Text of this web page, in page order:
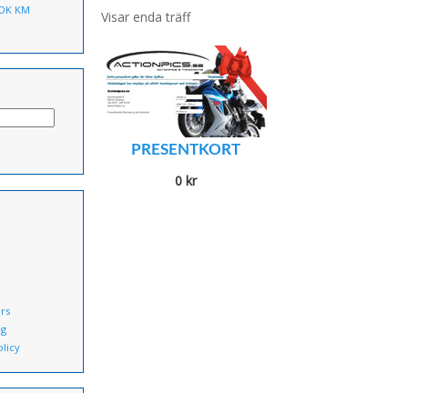
Visar enda träff
PRESENTKORT
0kr
KM